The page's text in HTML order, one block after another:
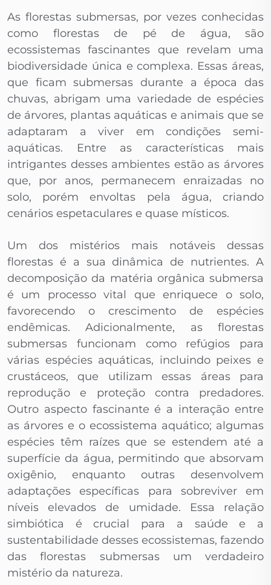
As florestas submersas, por vezes conhecidas
como florestas de pé de água, são
ecossistemas fascinantes que revelam uma
biodiversidade única e complexa. Essas áreas,
que ficam submersas durante a época das
chuvas, abrigam uma variedade de espécies
de árvores, plantas aquáticas e animais que se
adaptaram a viver em condições semi-
aquáticas. Entre as características mais
intrigantes desses ambientes estão as árvores
que, por anos, permanecem enraizadas no
solo, porém envoltas pela água, criando
cenários espetaculares e quase místicos.
Um dos mistérios mais notáveis dessas
florestas é a sua dinâmica de nutrientes. A
decomposição da matéria orgânica submersa
é um processo vital que enriquece o solo,
favorecendo o crescimento de espécies
endêmicas. Adicionalmente, as florestas
submersas funcionam como refúgios para
várias espécies aquáticas, incluindo peixes e
crustáceos, que utilizam essas áreas para
reprodução e proteção contra predadores.
Outro aspecto fascinante é a interação entre
as árvores e o ecossistema aquático; algumas
espécies têm raízes que se estendem até a
superfície da água, permitindo que absorvam
oxigênio, enquanto outras desenvolvem
adaptações específicas para sobreviver em
níveis elevados de umidade. Essa relação
simbiótica é crucial para a saúde e a
sustentabilidade desses ecossistemas, fazendo
das florestas submersas um verdadeiro
mistério da natureza.